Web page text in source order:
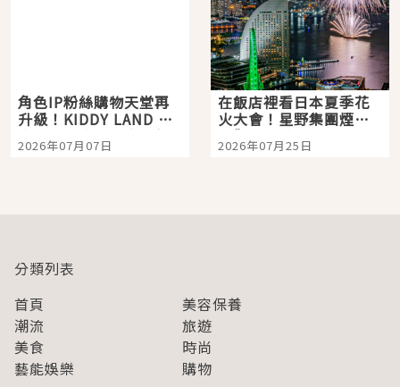
角色IP粉絲購物天堂再
升級！KIDDY LAND 原
宿店吉伊卡哇迎客，新
開幕 OMOKADO 店3分
2026年07月07日
在飯店裡看日本夏季花
火大會！星野集團煙火
景觀飯店6選，讓你不用
人擠人悠閒欣賞
2026年07月25日
分類列表
首頁
美容保養
潮流
旅遊
美食
時尚
藝能娛樂
購物